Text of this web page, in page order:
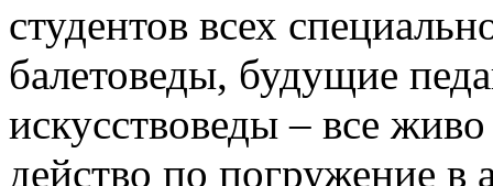
студентов всех
балетоведы, будущие
искусствоведы – все
действо по погружение в